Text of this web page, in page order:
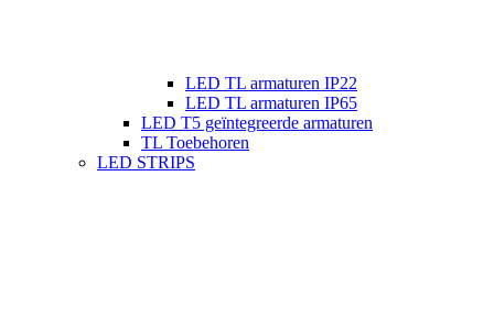
LED TL armaturen IP22
LED TL armaturen IP65
LED T5 geïntegreerde armaturen
TL Toebehoren
LED STRIPS